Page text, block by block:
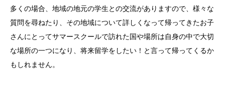
多くの場合、地域の地元の学生との交流がありますので、様々な
質問を尋ねたり、その地域について詳しくなって帰ってきたお子
さんにとってサマースクールで訪れた国や場所は自身の中で大切
な場所の一つになり、将来留学をしたい！と言って帰ってくるか
もしれません。